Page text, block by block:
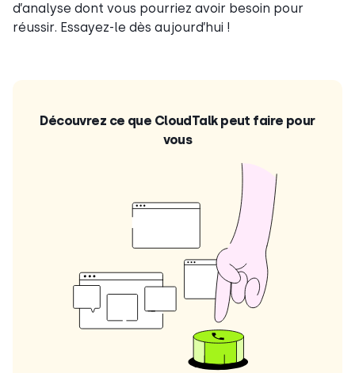
d’analyse dont vous pourriez avoir besoin pour
réussir. Essayez-le dès aujourd’hui !
Découvrez ce que CloudTalk peut faire pour
vous